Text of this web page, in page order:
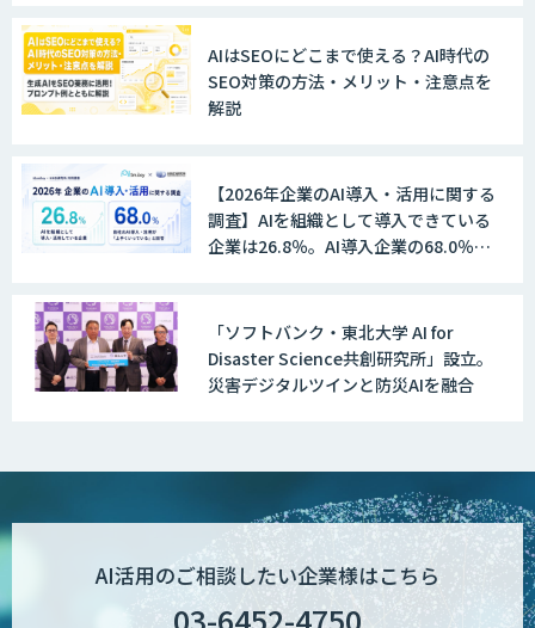
GENIEE SFA/CRM
WAN-RECORD Plus
Explaza 生成AI Partner | AX
POPstation
AIはSEOにどこまで使える？AI時代の
SEO対策の方法・メリット・注意点を
解説
【2026年企業のAI導入・活用に関する
調査】AIを組織として導入できている
企業は26.8％。AI導入企業の68.0％
「ソフトバンク・東北大学 AI for
Disaster Science共創研究所」設立。
災害デジタルツインと防災AIを融合
AI活用のご相談したい企業様はこちら
03-6452-4750